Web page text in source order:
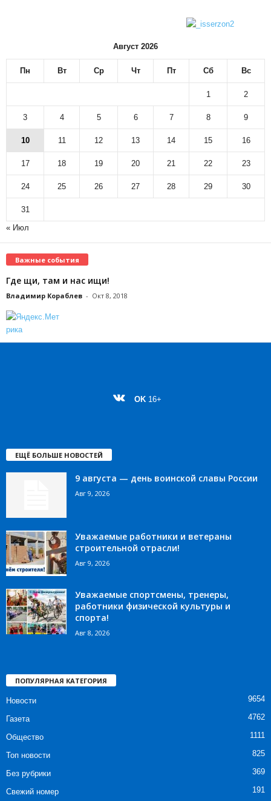
Август 2026
Пн Вт Ср Чт Пт Сб Вс
1 2
3 4 5 6 7 8 9
10 11 12 13 14 15 16
17 18 19 20 21 22 23
24 25 26 27 28 29 30
31
« Июл
Важные события
Где щи, там и нас ищи!
Владимир Кораблев - Окт 8, 2018
OK 16+
ЕЩЁ БОЛЬШЕ НОВОСТЕЙ
9 августа — день воинской славы России
Авг 9, 2026
Уважаемые работники и ветераны
строительной отрасли!
Авг 9, 2026
Уважаемые спортсмены, тренеры,
работники физической культуры и
спорта!
Авг 8, 2026
ПОПУЛЯРНАЯ КАТЕГОРИЯ
Новости 9654
Газета 4762
Общество 1111
Топ новости 825
Без рубрики 369
Свежий номер 191